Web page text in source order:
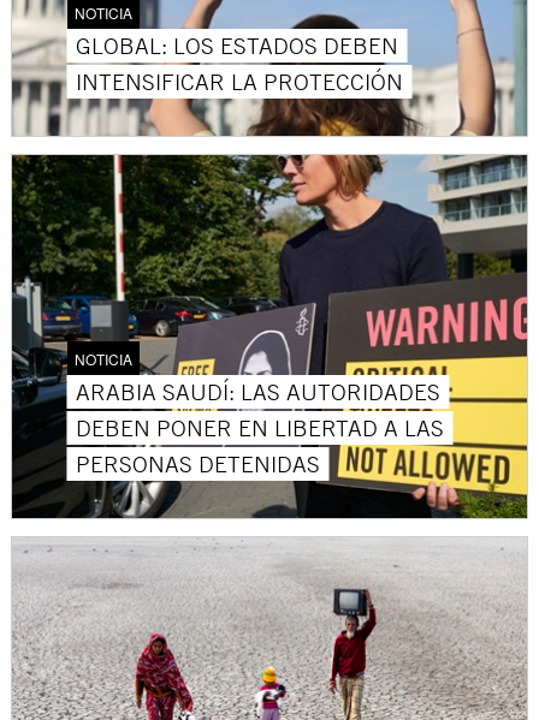
NOTICIA
GLOBAL: LOS ESTADOS DEBEN
INTENSIFICAR LA PROTECCIÓN
NOTICIA
ARABIA SAUDÍ: LAS AUTORIDADES
DEBEN PONER EN LIBERTAD A LAS
PERSONAS DETENIDAS